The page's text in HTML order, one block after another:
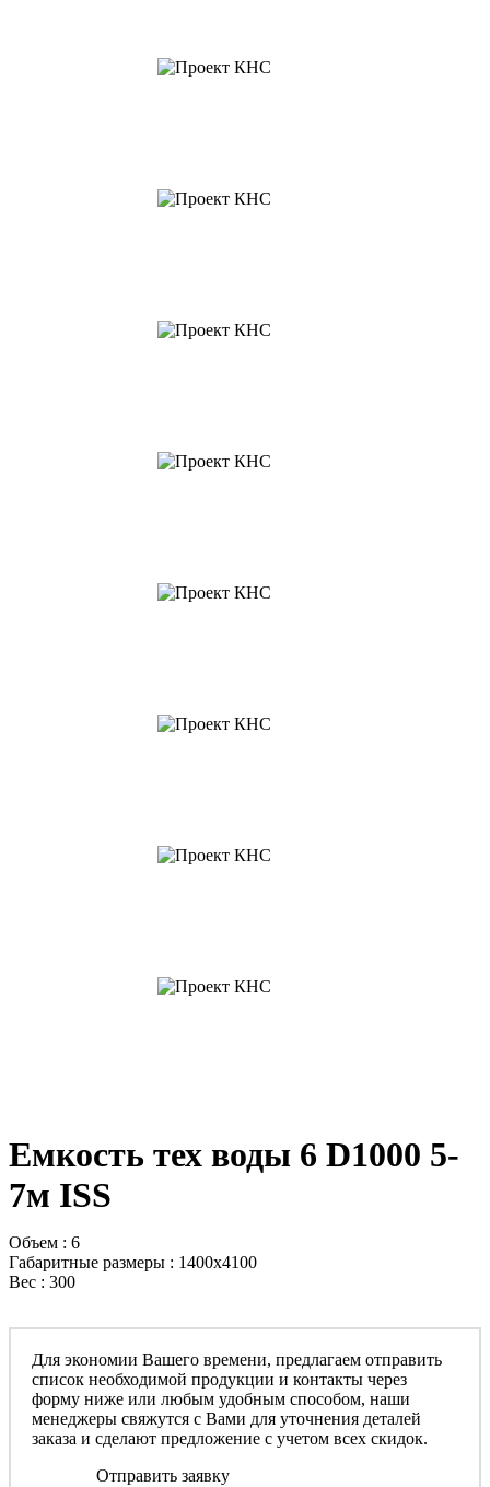
Емкость тех воды 6 D1000 5-
7м ISS
Объем : 6
Габаритные размеры : 1400x4100
Вес : 300
Для экономии Вашего времени, предлагаем отправить
список необходимой продукции и контакты через
форму ниже или любым удобным способом, наши
менеджеры свяжутся с Вами для уточнения деталей
заказа и сделают предложение с учетом всех скидок.
Отправить заявку